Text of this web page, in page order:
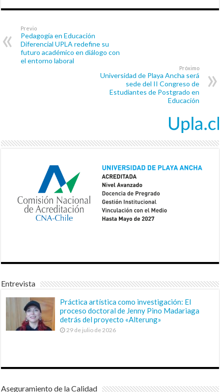
Previo
Pedagogía en Educación
Diferencial UPLA redefine su
futuro académico en diálogo con
el entorno laboral
Próximo
Universidad de Playa Ancha será
sede del II Congreso de
Estudiantes de Postgrado en
Educación
Entrevista
Práctica artística como investigación: El
proceso doctoral de Jenny Pino Madariaga
detrás del proyecto «Alterung»
29 de julio de 2026
Aseguramiento de la Calidad